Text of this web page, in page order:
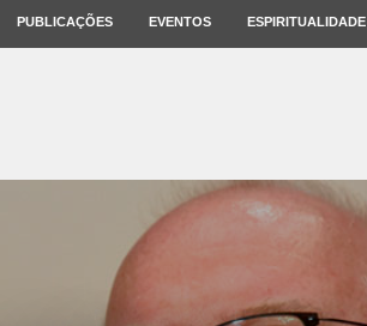
PUBLICAÇÕES EVENTOS ESPIRITUALIDADE